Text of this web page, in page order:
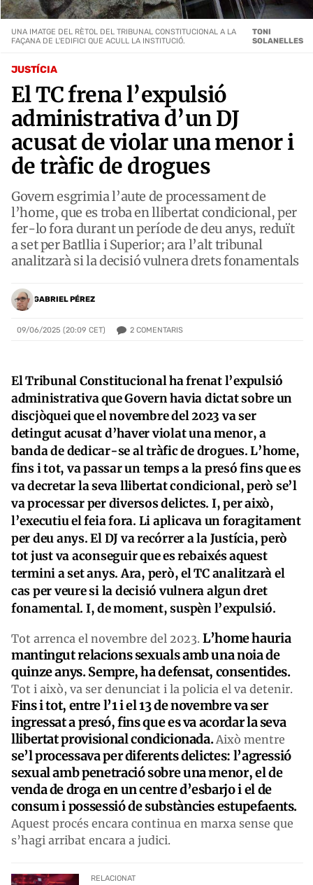
JUSTÍCIA
El TC frena l’expulsió
administrativa d’un DJ
acusat de violar una menor i
de tràfic de drogues
Govern esgrimia l’aute de processament de
l’home, que es troba en llibertat condicional, per
fer-lo fora durant un període de deu anys, reduït
a set per Batllia i Superior; ara l’alt tribunal
analitzarà si la decisió vulnera drets fonamentals
GABRIEL PÉREZ
09/06/2025 (20:09 CET) 2 COMENTARIS
UNA IMATGE DEL RÈTOL DEL TRIBUNAL CONSTITUCIONAL A LA
FAÇANA DE L'EDIFICI QUE ACULL LA INSTITUCIÓ.
TONI
SOLANELLES
El Tribunal Constitucional ha frenat l’expulsió
administrativa que Govern havia dictat sobre un
discjòquei que el novembre del 2023 va ser
detingut acusat d’haver violat una menor, a
banda de dedicar-se al tràfic de drogues. L’home,
fins i tot, va passar un temps a la presó fins que es
va decretar la seva llibertat condicional, però se’l
va processar per diversos delictes. I, per això,
l’executiu el feia fora. Li aplicava un foragitament
per deu anys. El DJ va recórrer a la Justícia, però
tot just va aconseguir que es rebaixés aquest
termini a set anys. Ara, però, el TC analitzarà el
cas per veure si la decisió vulnera algun dret
fonamental. I, de moment, suspèn l’expulsió.
Tot arrenca el novembre del 2023. L’home hauria
mantingut relacions sexuals amb una noia de
quinze anys. Sempre, ha defensat, consentides.
Tot i això, va ser denunciat i la policia el va detenir.
Fins i tot, entre l’1 i el 13 de novembre va ser
ingressat a presó, fins que es va acordar la seva
llibertat provisional condicionada.Això mentre
se’l processava per diferents delictes: l’agressió
sexual amb penetració sobre una menor, el de
venda de droga en un centre d’esbarjo i el de
consum i possessió de substàncies estupefaents.
Aquest procés encara continua en marxa sense que
s’hagi arribat encara a judici.
RELACIONAT